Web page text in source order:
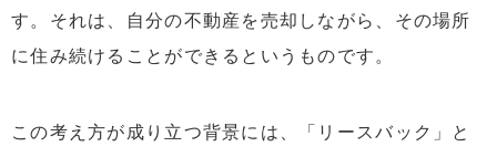
す。それは、自分の不動産を売却しながら、その場所
に住み続けることができるというものです。
この考え方が成り立つ背景には、「リースバック」と